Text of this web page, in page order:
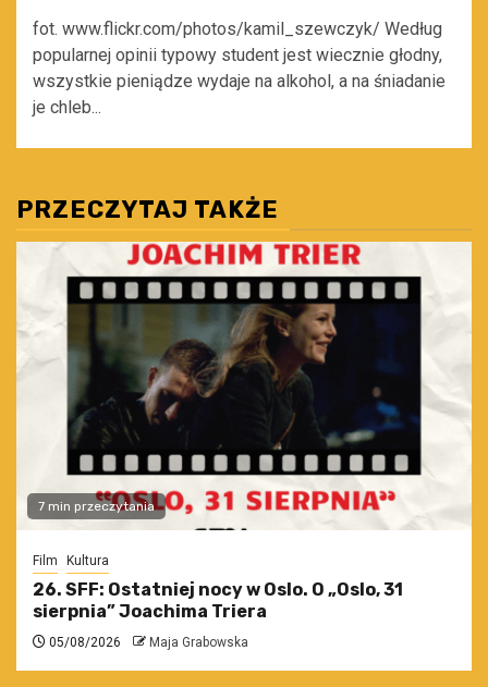
fot. www.flickr.com/photos/kamil_szewczyk/ Według
popularnej opinii typowy student jest wiecznie głodny,
wszystkie pieniądze wydaje na alkohol, a na śniadanie
je chleb...
PRZECZYTAJ TAKŻE
7 min przeczytania
Film Kultura
26. SFF: Ostatniej nocy w Oslo. O „Oslo, 31
sierpnia” Joachima Triera
05/08/2026 Maja Grabowska